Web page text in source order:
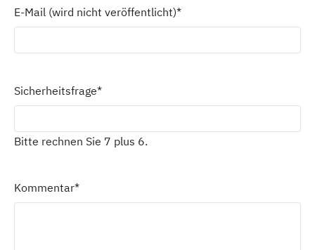
E-Mail (wird nicht veröffentlicht)*
Sicherheitsfrage*
Bitte rechnen Sie 7 plus 6.
Kommentar*